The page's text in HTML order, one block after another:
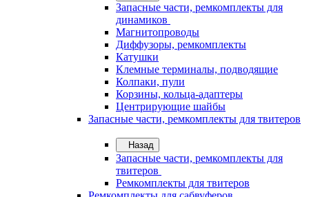
Запасные части, ремкомплекты для
динамиков
Магнитопроводы
Диффузоры, ремкомплекты
Катушки
Клемные терминалы, подводящие
Колпаки, пули
Корзины, кольца-адаптеры
Центрирующие шайбы
Запасные части, ремкомплекты для твитеров
Назад
Запасные части, ремкомплекты для
твитеров
Ремкомплекты для твитеров